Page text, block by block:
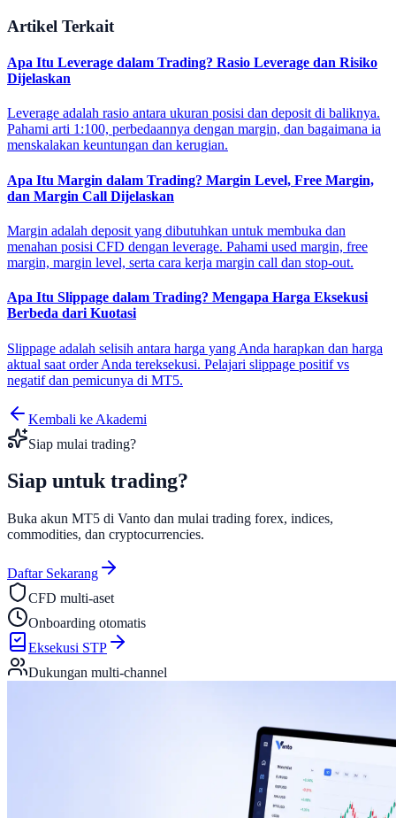
Artikel Terkait
Apa Itu Leverage dalam Trading? Rasio Leverage dan Risiko
Dijelaskan
Leverage adalah rasio antara ukuran posisi dan deposit di baliknya.
Pahami arti 1:100, perbedaannya dengan margin, dan bagaimana ia
menskalakan keuntungan dan kerugian.
Apa Itu Margin dalam Trading? Margin Level, Free Margin,
dan Margin Call Dijelaskan
Margin adalah deposit yang dibutuhkan untuk membuka dan
menahan posisi CFD dengan leverage. Pahami used margin, free
margin, margin level, serta cara kerja margin call dan stop-out.
Apa Itu Slippage dalam Trading? Mengapa Harga Eksekusi
Berbeda dari Kuotasi
Slippage adalah selisih antara harga yang Anda harapkan dan harga
aktual saat order Anda tereksekusi. Pelajari slippage positif vs
negatif dan pemicunya di MT5.
Kembali ke Akademi
Siap mulai trading?
Siap untuk trading?
Buka akun MT5 di Vanto dan mulai trading forex, indices,
commodities, dan cryptocurrencies.
Daftar Sekarang
CFD multi-aset
Onboarding otomatis
Eksekusi STP
Dukungan multi-channel